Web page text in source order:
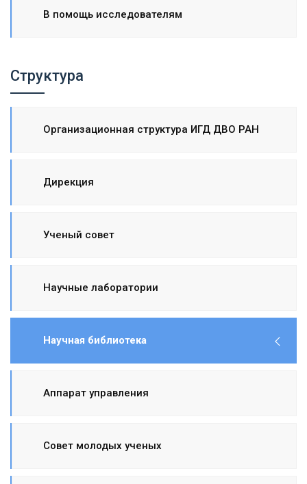
В помощь исследователям
Структура
Организационная структура ИГД ДВО РАН
Дирекция
Ученый совет
Научные лаборатории
Научная библиотека
Аппарат управления
Совет молодых ученых